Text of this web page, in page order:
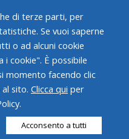
di terze parti, per
Se vuoi saperne
o ad alcuni cookie
i cookie". È possibile
momento facendo clic
sito. Clicca qui per
Acconsento a tutti